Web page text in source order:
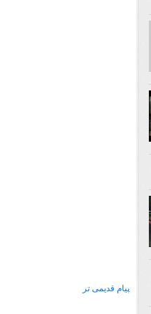
پیام قدیمی تر